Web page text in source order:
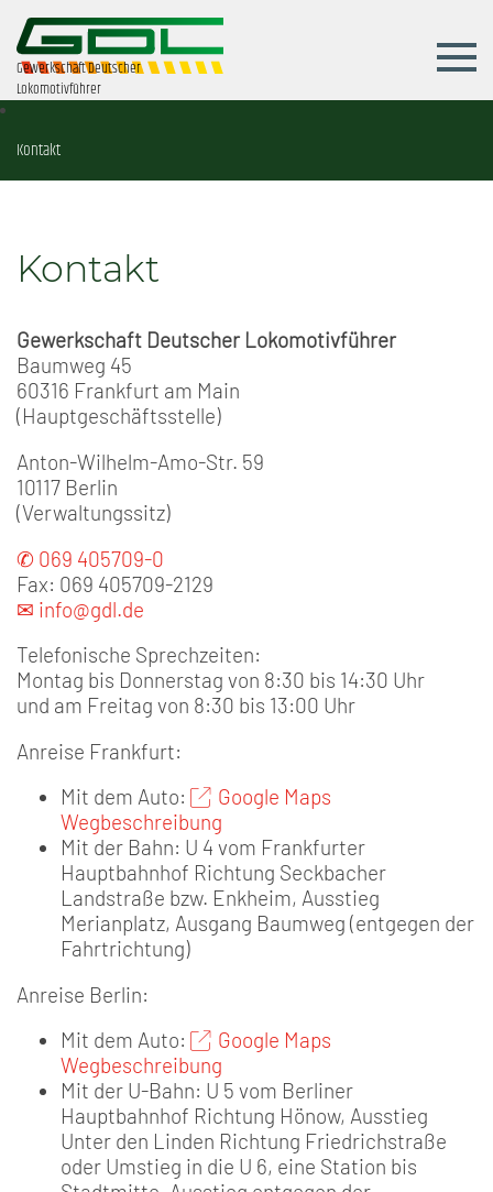
Gewerkschaft Deutscher
Lokomotivführer
Kontakt
Kontakt
Gewerkschaft Deutscher Lokomotivführer
Baumweg 45
60316 Frankfurt am Main
(Hauptgeschäftsstelle)
Anton-Wilhelm-Amo-Str. 59
10117 Berlin
(Verwaltungssitz)
✆ 069 405709-0
Fax: 069 405709-2129
✉ info@gdl.de
Telefonische Sprechzeiten:
Montag bis Donnerstag von 8:30 bis 14:30 Uhr
und am Freitag von 8:30 bis 13:00 Uhr
Anreise Frankfurt:
Mit dem Auto:
Google Maps
Wegbeschreibung
Mit der Bahn: U 4 vom Frankfurter
Hauptbahnhof Richtung Seckbacher
Landstraße bzw. Enkheim, Ausstieg
Merianplatz, Ausgang Baumweg (entgegen der
Fahrtrichtung)
Anreise Berlin:
Mit dem Auto:
Google Maps
Wegbeschreibung
Mit der U-Bahn: U 5 vom Berliner
Hauptbahnhof Richtung Hönow, Ausstieg
Unter den Linden Richtung Friedrichstraße
oder Umstieg in die U 6, eine Station bis